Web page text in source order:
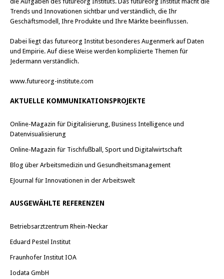
Trends und Innovationen sichtbar und verständlich, die Ihr
Geschäftsmodell, Ihre Produkte und Ihre Märkte beeinflussen.
Dabei liegt das futureorg Institut besonderes Augenmerk auf Daten
und Empirie. Auf diese Weise werden komplizierte Themen für
Jedermann verständlich.
www.futureorg-institute.com
AKTUELLE KOMMUNIKATIONSPROJEKTE
Online-Magazin für Digitalisierung, Business Intelligence und
Datenvisualisierung
Online-Magazin für Tischfußball, Sport und Digitalwirtschaft
Blog über Arbeitsmedizin und Gesundheitsmanagement
EJournal für Innovationen in der Arbeitswelt
AUSGEWÄHLTE REFERENZEN
Betriebsarztzentrum Rhein-Neckar
Eduard Pestel Institut
Fraunhofer Institut IOA
Iodata GmbH